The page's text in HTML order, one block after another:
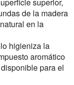
superior,
de la madera
en la
higieniza la
aromático
para el